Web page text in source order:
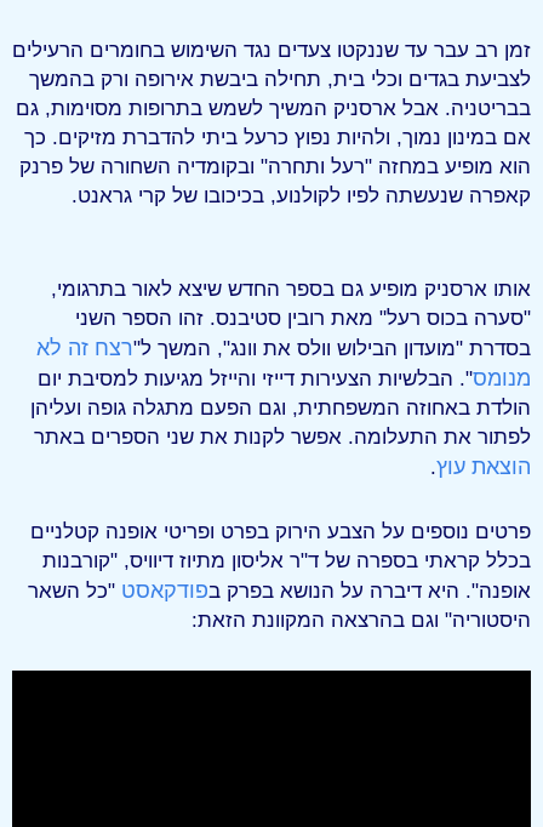
זמן רב עבר עד שננקטו צעדים נגד השימוש בחומרים הרעילים
לצביעת בגדים וכלי בית, תחילה ביבשת אירופה ורק בהמשך
בבריטניה. אבל ארסניק המשיך לשמש בתרופות מסוימות, גם
אם במינון נמוך, ולהיות נפוץ כרעל ביתי להדברת מזיקים. כך
הוא מופיע במחזה "רעל ותחרה" ובקומדיה השחורה של פרנק
קאפרה שנעשתה לפיו לקולנוע, בכיכובו של קרי גראנט.
אותו ארסניק מופיע גם בספר החדש שיצא לאור בתרגומי,
"סערה בכוס רעל" מאת רובין סטיבנס. זהו הספר השני
בסדרת "מועדון הבילוש וולס את וונג", המשך ל"רצח זה לא
מנומס". הבלשיות הצעירות דייזי והייזל מגיעות למסיבת יום
הולדת באחוזה המשפחתית, וגם הפעם מתגלה גופה ועליהן
לפתור את התעלומה. אפשר לקנות את שני הספרים באתר
הוצאת עוץ.
פרטים נוספים על הצבע הירוק בפרט ופריטי אופנה קטלניים
בכלל קראתי בספרה של ד"ר אליסון מתיוז דיוויס, "קורבנות
אופנה". היא דיברה על הנושא בפרק בפודקאסט"כל השאר
היסטוריה" וגם בהרצאה המקוונת הזאת: